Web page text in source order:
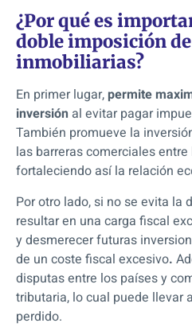
¿Por qué es
doble imposición
inmobiliarias?
En primer lugar, permite
inversión al evitar pagar
También promueve la
las barreras comerciales
fortaleciendo así la relación
Por otro lado, si no se evita la
resultar en una carga fiscal
y desmerecer futuras
de un coste fiscal excesivo.
disputas entre los países y
tributaria, lo cual puede llevar
perdido.